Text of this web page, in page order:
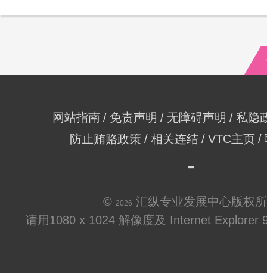
网站指南 免责声明 无障碍声明
私隐
防止贿赂政策
相关连结 VTC主页
© 2026 汇纵专业发展中心版权
请用1080 x 1024 解像度及 Internet Explorer